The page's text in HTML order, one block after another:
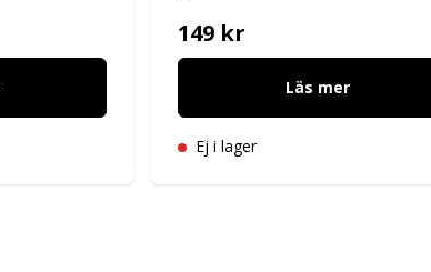
149 kr
Läs mer
Ej i lager